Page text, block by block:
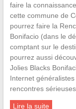
faire la
cette commune de
pourrez faire la
Bonifacio (dans le
comptant sur le
pourrez aussi
Jolies Blacks
Internet
rencontres
Lire la suite